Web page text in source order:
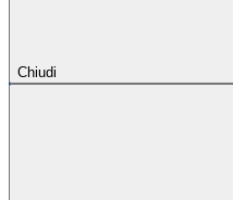
Chiudi